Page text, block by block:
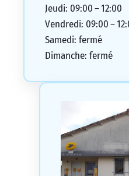
Jeudi: 09:00 – 12:00
Vendredi: 09:00 –
Samedi: fermé
Dimanche: fermé